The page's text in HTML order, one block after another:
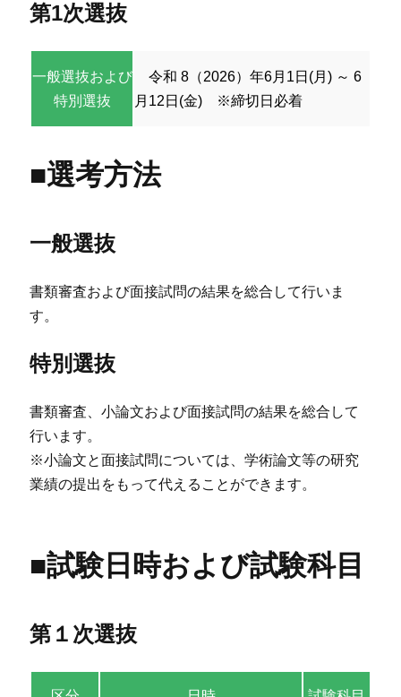
第1次選抜
一般選抜および
特別選抜
令和 8（2026）年6月1日(月) ～ 6
月12日(金) ※締切日必着
■選考方法
一般選抜
書類審査および面接試問の結果を総合して行いま
す。
特別選抜
書類審査、小論文および面接試問の結果を総合して
行います。
※小論文と面接試問については、学術論文等の研究
業績の提出をもって代えることができます。
■試験日時および試験科目
第１次選抜